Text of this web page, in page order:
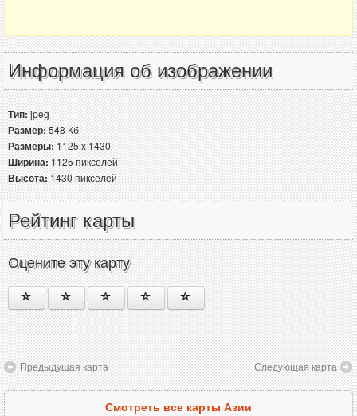
Информация об изображении
Тип:jpeg
Размер:548 Кб
Размеры:1125 x 1430
Ширина:1125 пикселей
Высота:1430 пикселей
Рейтинг карты
Оцените эту карту
Предыдущая карта Следующая карта
Смотреть все карты Азии